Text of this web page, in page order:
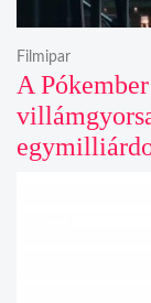
A
Filmipar